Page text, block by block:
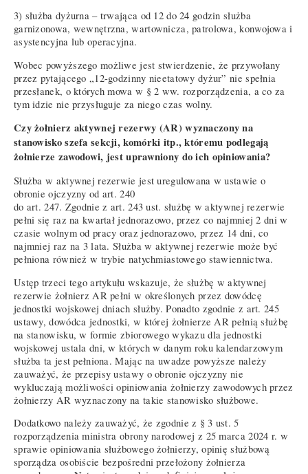
3) służba dyżurna – trwająca od 12 do 24 godzin służba
garnizonowa, wewnętrzna, wartownicza, patrolowa, konwojowa i
asystencyjna lub operacyjna.
Wobec powyższego możliwe jest stwierdzenie, że przywołany
przez pytającego „12-godzinny nieetatowy dyżur” nie spełnia
przesłanek, o których mowa w § 2 ww. rozporządzenia, a co za
tym idzie nie przysługuje za niego czas wolny.
Czy żołnierz aktywnej rezerwy (AR) wyznaczony na
stanowisko szefa sekcji, komórki itp., któremu podlegają
żołnierze zawodowi, jest uprawniony do ich opiniowania?
Służba w aktywnej rezerwie jest uregulowana w ustawie o
obronie ojczyzny od art. 240
do art. 247. Zgodnie z art. 243 ust. służbę w aktywnej rezerwie
pełni się raz na kwartał jednorazowo, przez co najmniej 2 dni w
czasie wolnym od pracy oraz jednorazowo, przez 14 dni, co
najmniej raz na 3 lata. Służba w aktywnej rezerwie może być
pełniona również w trybie natychmiastowego stawiennictwa.
Ustęp trzeci tego artykułu wskazuje, że służbę w aktywnej
rezerwie żołnierz AR pełni w określonych przez dowódcę
jednostki wojskowej dniach służby. Ponadto zgodnie z art. 245
ustawy, dowódca jednostki, w której żołnierze AR pełnią służbę
na stanowisku, w formie zbiorowego wykazu dla jednostki
wojskowej ustala dni, w których w danym roku kalendarzowym
służba ta jest pełniona. Mając na uwadze powyższe należy
zauważyć, że przepisy ustawy o obronie ojczyzny nie
wykluczają możliwości opiniowania żołnierzy zawodowych przez
żołnierzy AR wyznaczony na takie stanowisko służbowe.
Dodatkowo należy zauważyć, że zgodnie z § 3 ust. 5
rozporządzenia ministra obrony narodowej z 25 marca 2024 r. w
sprawie opiniowania służbowego żołnierzy, opinię służbową
sporządza osobiście bezpośredni przełożony żołnierza